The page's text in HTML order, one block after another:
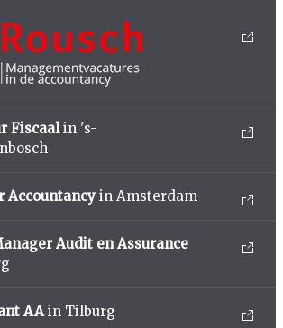
Fiscaalin 's-
Accountancy in Amsterdam
Audit en Assurance
AA in Tilburg